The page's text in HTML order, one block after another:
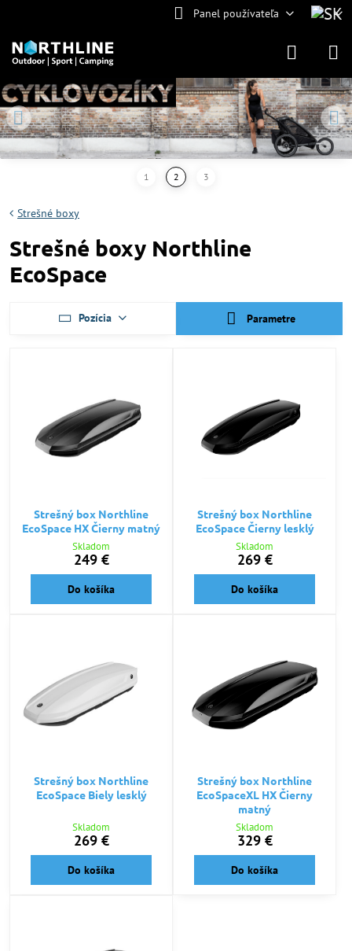
Panel používateľa
Strešné boxy
Strešné boxy Northline
EcoSpace
Pozícia Parametre
Strešný box Northline
EcoSpace HX Čierny matný
Skladom
249 €
Do košíka
Strešný box Northline
EcoSpace Čierny lesklý
Skladom
269 €
Do košíka
Strešný box Northline
EcoSpace Biely lesklý
Skladom
269 €
Do košíka
Strešný box Northline
EcoSpaceXL HX Čierny
matný
Skladom
329 €
Do košíka